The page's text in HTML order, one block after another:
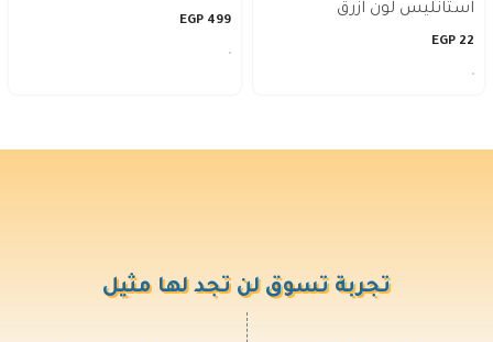
استانليس لون ازرق
22
EGP
499
EGP
تجربة تسوق لن تجد لها مثيل